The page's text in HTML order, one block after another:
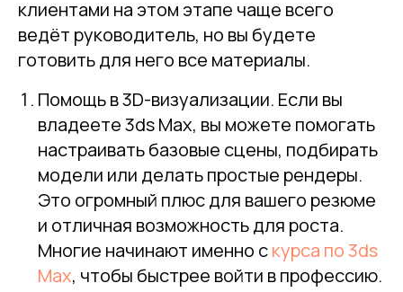
клиентами на этом этапе чаще всего
ведёт руководитель, но вы будете
готовить для него все материалы.
Помощь в 3D-визуализации. Если вы
владеете 3ds Max, вы можете помогать
настраивать базовые сцены, подбирать
модели или делать простые рендеры.
Это огромный плюс для вашего резюме
и отличная возможность для роста.
Многие начинают именно скурса по 3ds
Max, чтобы быстрее войти в профессию.